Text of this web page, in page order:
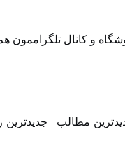
و ⁠⁠کانال
مطالب |